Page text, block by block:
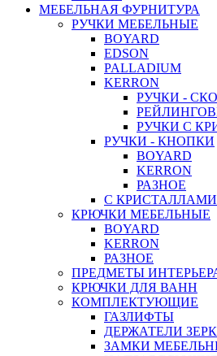
МЕБЕЛЬНАЯ ФУРНИТУРА
РУЧКИ МЕБЕЛЬНЫЕ
BOYARD
EDSON
PALLADIUM
KERRON
РУЧКИ -
РУЧКИ С
РУЧКИ - КНОПКИ
BOYARD
KERRON
РАЗНОЕ
С КРИСТАЛЛАМИ
КРЮЧКИ МЕБЕЛЬНЫЕ
BOYARD
KERRON
РАЗНОЕ
ПРЕДМЕТЫ
КРЮЧКИ ДЛЯ ВАНН
КОМПЛЕКТУЮЩИЕ
ГАЗЛИФТЫ
ДЕРЖАТЕЛИ
ЗАМКИ